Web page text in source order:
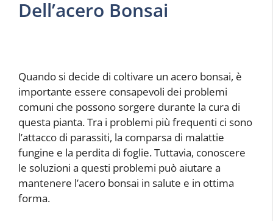
Dell’acero Bonsai
Quando si decide di coltivare un acero bonsai, è
importante essere consapevoli dei problemi
comuni che possono sorgere durante la cura di
questa pianta. Tra i problemi più frequenti ci sono
l’attacco di parassiti, la comparsa di malattie
fungine e la perdita di foglie. Tuttavia, conoscere
le soluzioni a questi problemi può aiutare a
mantenere l’acero bonsai in salute e in ottima
forma.